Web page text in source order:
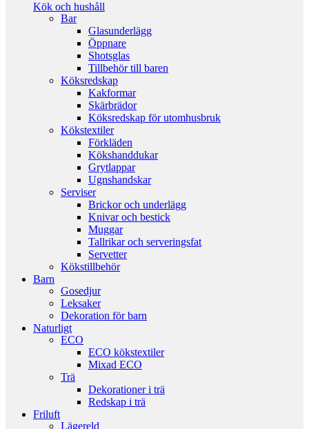
Kök och hushåll
Bar
Glasunderlägg
Öppnare
Shotsglas
Tillbehör till baren
Köksredskap
Kakformar
Skärbrädor
Köksredskap för utomhusbruk
Kökstextiler
Förkläden
Kökshanddukar
Grytlappar
Ugnshandskar
Serviser
Brickor och underlägg
Knivar och bestick
Muggar
Tallrikar och serveringsfat
Servetter
Kökstillbehör
Barn
Gosedjur
Leksaker
Dekoration för barn
Naturligt
ECO
ECO kökstextiler
Mixad ECO
Trä
Dekorationer i trä
Redskap i trä
Friluft
Lägereld